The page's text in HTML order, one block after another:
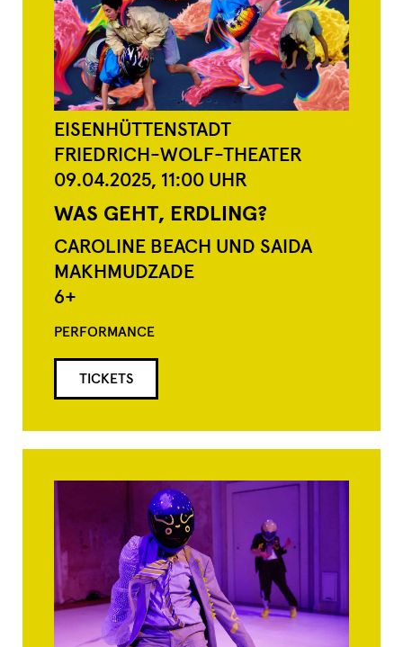
EISENHÜTTENSTADT
FRIEDRICH-WOLF-THEATER
09.04.2025, 11:00 UHR
WAS GEHT, ERDLING?
CAROLINE BEACH UND SAIDA
MAKHMUDZADE
6+
TICKETS
PERFORMANCE